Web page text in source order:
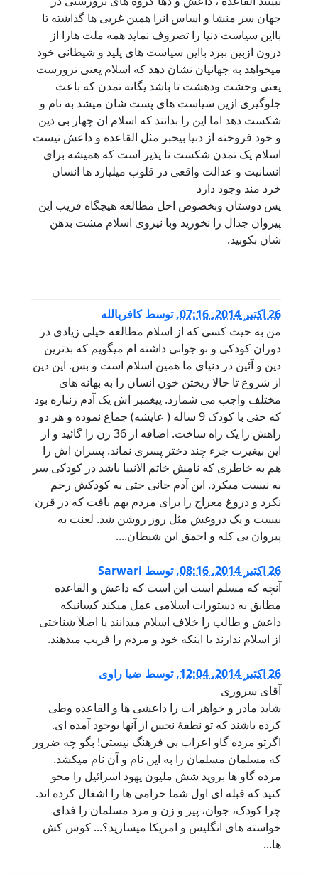
جهان سر منشا و اساس انرا همین غربی ها گذاشته تا
بااین سیاست دنیا را تصروف نماید همه ملت هارا از
درون ازبین ببرد بااین سیاست های پلید و شیطانی خود
میخواهد به جهانیان نشان دهد که اسلام یعنی ترورست
یعنی وحشت ودهشت تا باشد یگانه تمدن که باعث
جلوگیری ازین سیاست های پست شان میشد به نام و
شکست دهد اما این را بدانند که اسلام ان چهار بی دین
و خود فروخته از دنیا بیخبر مثل القاعده و داعش نیست
اسلام یک تمدن شکست نا پذیر است که همیشه برای
انسانیت و عدالت واقعی در قلوب میلیارد ها انسان
خرد مند وجود دارد
پس دوستان وبخصوص احل مطالعه هیچگاه فریب این
پیروان جدال را نخورید وبا نیروی اسلام مشت بدهن
شان بکوبید.
26 اكتبر 2014, 07:16 ,توسطکافربالله
من به حیث کسی که از اسلام مطالعه خیلی زیادی در
دوران کودکی و نو جوانی داشته ام میگویم که بدترین
دین و آئین در دنیای ما همین اسلام است و بس. این دین
از شروع تا حالا ریختن خون انسان را به بهانه های
مختلف واجب می شمارد. پیغمبر اش یک آدم زنباره بود
که حتی با کودک 9 ساله ( عایشه) جماع نموده و هر دو
راهش را یک راه ساخت. اضافه از 36 زن را گائید و از
این بیغیرت جزء چند دختر پسری نماند. پسران اش را
هم به خاطری که نامش خاتم الانبیا باشد در کودکی سر
به نیست میکرد. این آدم جانی حتی به کودکش رحم
نکرد و دروغ معراج را برای مردم بهم بافت که در قرن
بیست و یک دروغش مثل روز روشن شد. لعنت به
پیروان بی کله و احمق این شیطان....
26 اكتبر 2014, 08:16 ,توسط Sarwari
آنچه که مسلم است این است که داعش و القاعده
مطابق به دستورات اسلامی عمل میکند کسانیکه
داعش و طالب را خلاف اسلام میدانند یا اصلآ شناختی
از اسلام ندارند یا اینکه خود و مردم را فریب میدهند.
26 اكتبر 2014, 12:04 ,توسط ضیا راوی
آقای سروری
شاید مادر و خواهر ات را داعشی ها و القاعده وطی
کرده باشند که تو نطفۀ نحس از آنها بوجود آمده ای.
اگرتو مرده گاو اعراب بی فرهنگ نیستی! بگو چه ضرور
که مسلمان مسلمان را به این نام و آن نام میکشد.
مرده گاو ها بروید شش ملیون یهود اسرائیل را محو
کنید که قبله ای اول شما حرامی ها را اشغال کرده اند.
چرا کودک، جوان، پیر و زن و مرد مسلمان را فدای
خواسته های انگلیس و امریکا میسازید؟... کوس کش
ها...